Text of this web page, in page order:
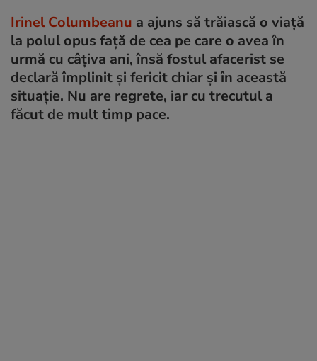
Irinel Columbeanu a ajuns să trăiască o viață
la polul opus față de cea pe care o avea în
urmă cu câțiva ani, însă fostul afacerist se
declară împlinit și fericit chiar și în această
situație. Nu are regrete, iar cu trecutul a
făcut de mult timp pace.